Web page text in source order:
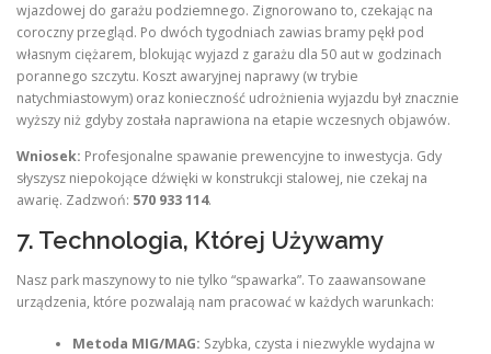
wjazdowej do garażu podziemnego. Zignorowano to, czekając na
coroczny przegląd. Po dwóch tygodniach zawias bramy pękł pod
własnym ciężarem, blokując wyjazd z garażu dla 50 aut w godzinach
porannego szczytu. Koszt awaryjnej naprawy (w trybie
natychmiastowym) oraz konieczność udrożnienia wyjazdu był znacznie
wyższy niż gdyby została naprawiona na etapie wczesnych objawów.
Wniosek: Profesjonalne spawanie prewencyjne to inwestycja. Gdy
słyszysz niepokojące dźwięki w konstrukcji stalowej, nie czekaj na
awarię. Zadzwoń: 570 933 114.
7. Technologia, Której Używamy
Nasz park maszynowy to nie tylko “spawarka”. To zaawansowane
urządzenia, które pozwalają nam pracować w każdych warunkach:
Metoda MIG/MAG: Szybka, czysta i niezwykle wydajna w